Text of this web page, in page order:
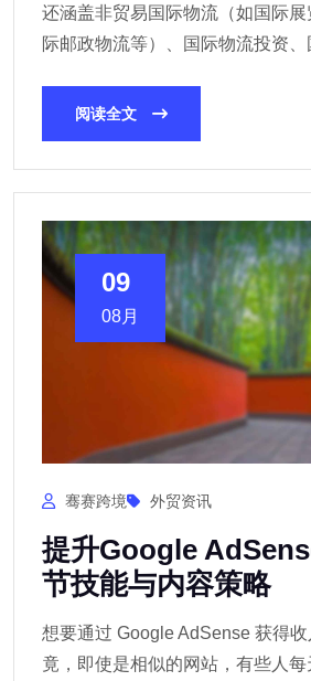
还涵盖非贸易国际物流（如国际展
际邮政物流等）、国际物流投资、
阅读全文
09
08月
骞赛跨境 外贸资讯
提升Google
节技能与内容策略
想要通过 Google AdSense 获得
竟，即使是相似的网站，有些人